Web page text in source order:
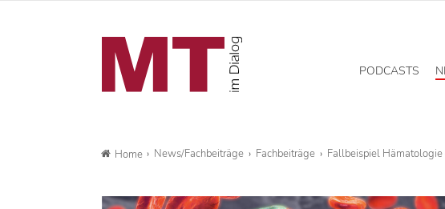
PODCASTS
Home News/Fachbeiträge Fachbeiträge Fallbeispiel